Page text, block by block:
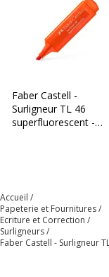
Faber Castell -
Surligneur TL 46
superfluorescent -
Accueil
Papeterie et Fournitures
Ecriture et Correction
Surligneurs
Faber Castell - Surligneur